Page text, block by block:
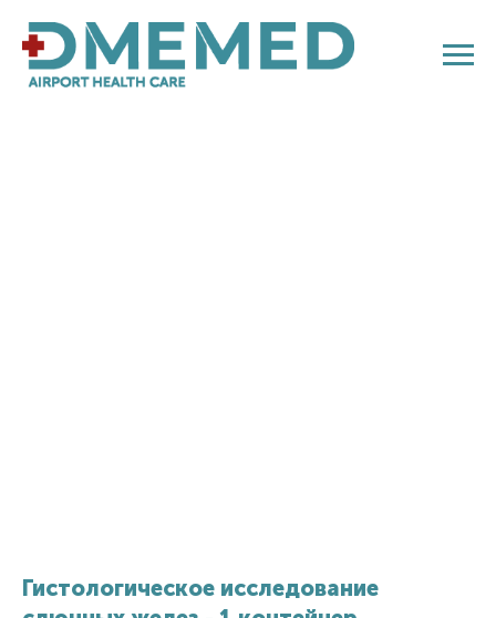
Гистологическое исследование